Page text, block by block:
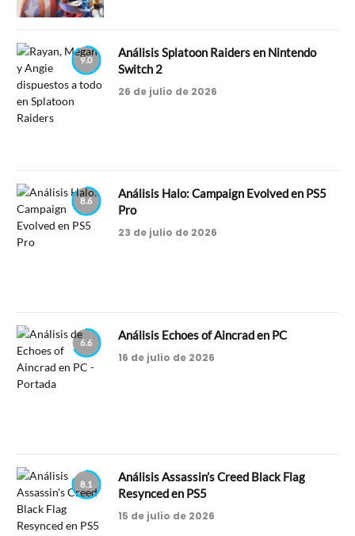
9.0
Análisis Splatoon Raiders en Nintendo
Switch 2
26 de julio de 2026
8.6
Análisis Halo: Campaign Evolved en PS5
Pro
23 de julio de 2026
6.6
Análisis Echoes of Aincrad en PC
16 de julio de 2026
8.1
Análisis Assassin’s Creed Black Flag
Resynced en PS5
15 de julio de 2026